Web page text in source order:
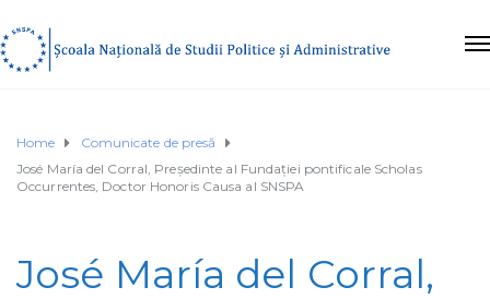
Home
Comunicate de presă
José María del Corral, Președinte al Fundației pontificale Scholas
Occurrentes, Doctor Honoris Causa al SNSPA
José María del Corral,